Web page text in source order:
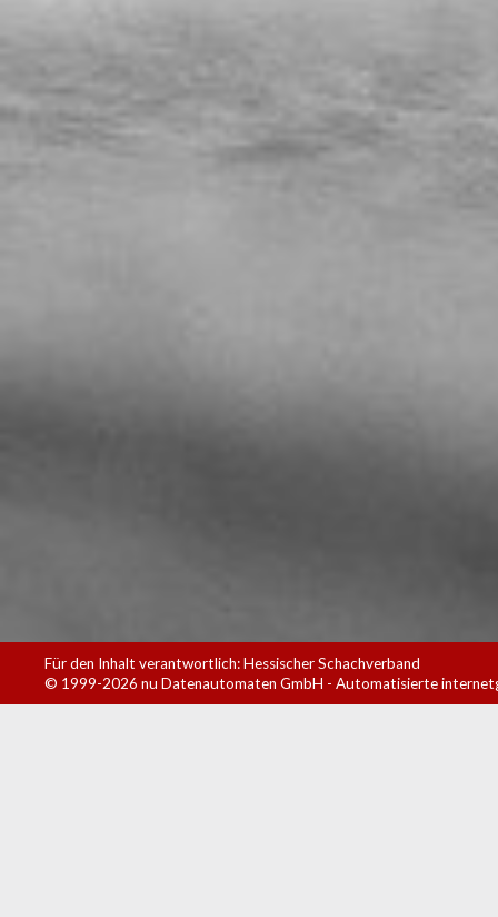
Für den Inhalt verantwortlich: Hessischer Schachverband
© 1999-2026 nu Datenautomaten GmbH - Automatisierte